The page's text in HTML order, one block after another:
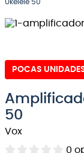
Ukelele 50
POCAS
50
Vox
0
2.
bajo
4.
pioneerdj
6.
guitarra
7